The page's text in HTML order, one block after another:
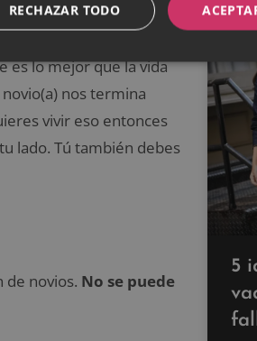
a la otra persona
es lo mejor que la vida
nos termina
vivir eso entonces
lado. Tú también debes
de novios. No se puede
5
RECHAZAR TODO